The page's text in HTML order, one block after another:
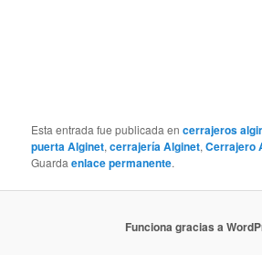
Esta entrada fue publicada encerrajeros
puerta Alginet,cerrajería Alginet,Cerrajero
Guardaenlace permanente.
Funciona gracias a